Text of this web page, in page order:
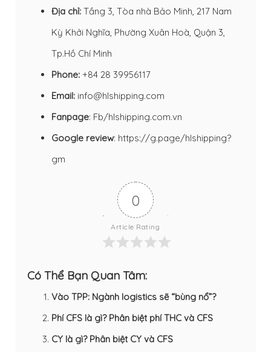
Địa chỉ: Tầng 3, Tòa nhà Bảo Minh, 217 Nam
Kỳ Khởi Nghĩa, Phường Xuân Hoà, Quận 3,
Tp.Hồ Chí Minh
Phone: +84 28 39956117
Email: info@hlshipping.com
Fanpage: Fb/hlshipping.com.vn
Google review: https://g.page/hlshipping?
gm
0
Article Rating
Có Thể Bạn Quan Tâm:
Vào TPP: Ngành logistics sẽ “bùng nổ”?
Phí CFS là gì? Phân biệt phí THC và CFS
CY là gì? Phân biệt CY và CFS